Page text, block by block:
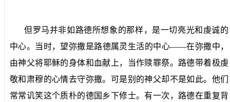
但罗马并非如路德所想象的那样，是一切亮光和虔诚的
中心。当时，望弥撒是路德属灵生活的中心——在弥撒中，
由神父将耶稣的身体和血献上，当作赎罪祭。路德带着极虔
敬和肃穆的心情去守弥撒。可是别的神父却不是如此。他们
常常讥笑这个质朴的德国乡下修士。有一次，路德在重复背